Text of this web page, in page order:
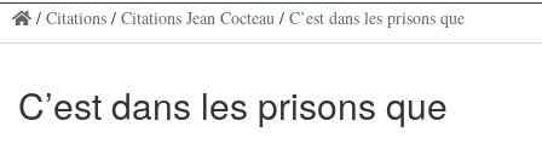
/ Citations/ Citations Jean Cocteau/ C’est dans les prisons que
C’est dans les prisons que